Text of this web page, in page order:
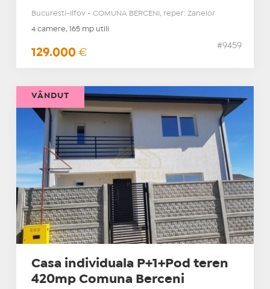
Bucuresti-Ilfov - COMUNA BERCENI, reper: Zanelor
4 camere, 165 mp utili
129.000 €
#9459
Casa individuala P+1+Pod teren
420mp Comuna Berceni
VÂNDUT